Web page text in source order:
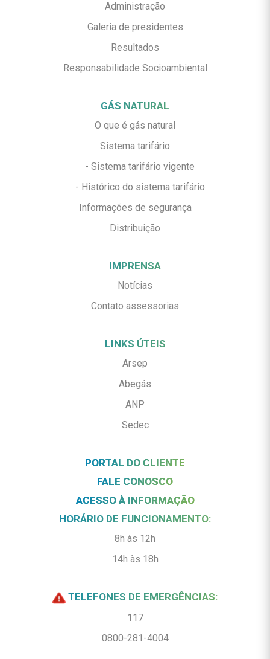
Administração
Galeria de presidentes
Resultados
Responsabilidade Socioambiental
GÁS NATURAL
O que é gás natural
Sistema tarifário
- Sistema tarifário vigente
- Histórico do sistema tarifário
Informações de segurança
Distribuição
IMPRENSA
Notícias
Contato assessorias
LINKS ÚTEIS
Arsep
Abegás
ANP
Sedec
PORTAL DO CLIENTE
FALE CONOSCO
ACESSO À INFORMAÇÃO
HORÁRIO DE FUNCIONAMENTO:
8h às 12h
14h às 18h
TELEFONES DE EMERGÊNCIAS:
117
0800-281-4004